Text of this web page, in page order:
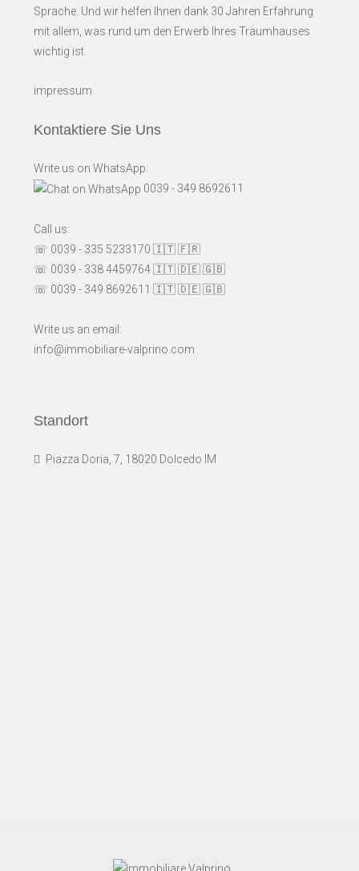
Sprache. Und wir helfen Ihnen dank 30 Jahren Erfahrung
mit allem, was rund um den Erwerb Ihres Traumhauses
wichtig ist.
impressum
Kontaktiere Sie Uns
Write us on WhatsApp:
0039 - 349 8692611
Call us:
☏ 0039 - 335 5233170 🇮🇹🇫🇷
☏ 0039 - 338 4459764🇮🇹🇩🇪🇬🇧
☏ 0039 - 349 8692611 🇮🇹🇩🇪🇬🇧
Write us an email:
info@immobiliare-valprino.com
Standort
Piazza Doria, 7, 18020 Dolcedo IM